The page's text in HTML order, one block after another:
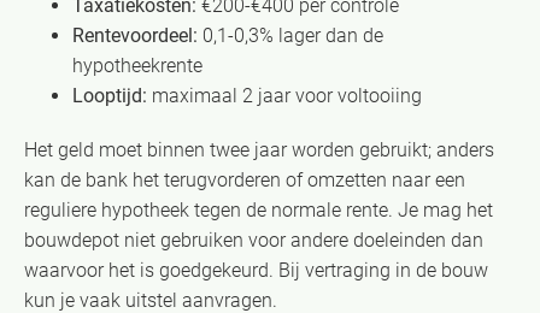
Taxatiekosten: €200-€400 per controle
Rentevoordeel: 0,1-0,3% lager dan de
hypotheekrente
Looptijd: maximaal 2 jaar voor voltooiing
Het geld moet binnen twee jaar worden gebruikt; anders
kan de bank het terugvorderen of omzetten naar een
reguliere hypotheek tegen de normale rente. Je mag het
bouwdepot niet gebruiken voor andere doeleinden dan
waarvoor het is goedgekeurd. Bij vertraging in de bouw
kun je vaak uitstel aanvragen.